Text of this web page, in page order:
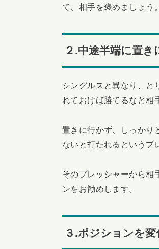
で、相手を褒めましょう
２.中途半端に置
シングルスと異なり、と
れておけば勝てるなと相
置きに行かず、しっかり
ないと打たれるというプ
そのプレッシャーから相
ンをお勧めします。
３.ポジションを変